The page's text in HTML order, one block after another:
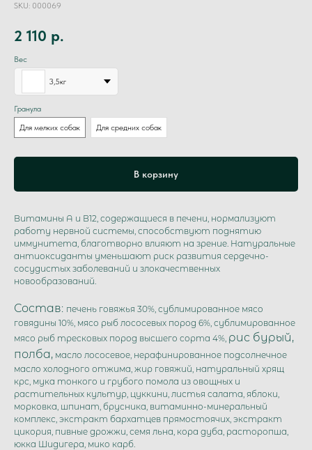
SKU: 000069
2 110 р.
Вес
3,5кг
Гранула
Для мелких собак
Для средних собак
В корзину
Витамины А и В12, содержащиеся в печени, нормализуют
работу нервной системы, способствуют поднятию
иммунитета, благотворно влияют на зрение. Натуральные
антиоксиданты уменьшают риск развития сердечно-
сосудистых заболеваний и злокачественных
новообразований.
Состав: печень говяжья 30%, сублимированное мясо
говядины 10%, мясо рыб лососевых пород 6%, сублимированное
мясо рыб тресковых пород высшего сорта 4%, рис бурый,
полба, масло лососевое, нерафинированное подсолнечное
масло холодного отжима, жир говяжий, натуральный хрящ
крс, мука тонкого и грубого помола из овощных и
растительных культур, цуккини, листья салата, яблоки,
морковка, шпинат, брусника, витаминно-минеральный
комплекс, экстракт бархатцев прямостоячих, экстракт
цикория, пивные дрожжи, семя льна, кора дуба, расторопша,
юкка Шидигера, мико карб.